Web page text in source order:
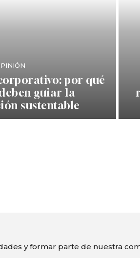
por qué
guiar la
sustentable
y formar parte de nuestra